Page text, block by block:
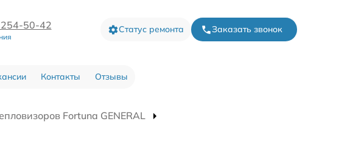
50-42 Статус ремонта Заказать звонок
Контакты Отзывы
Fortuna GENERAL